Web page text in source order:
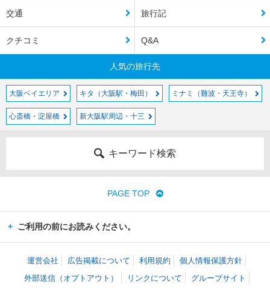
交通 旅行記
クチコミ Q&A
人気の旅行先
大阪ベイエリア キタ（大阪駅・梅田） ミナミ（難波・天王寺）
心斎橋・淀屋橋 新大阪駅周辺・十三
キーワード検索
PAGE TOP
ご利用の前にお読みください。
運営会社 広告掲載について 利用規約
個人情報保護方針
外部送信（オプトアウト）
リンクについて グループサイト